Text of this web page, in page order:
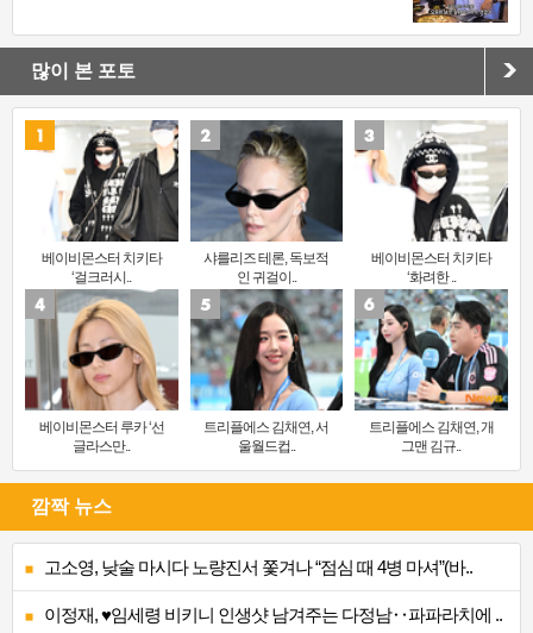
많이 본 포토
베이비몬스터 치키타
‘걸크러시..
샤를리즈 테론, 독보적
인 귀걸이..
베이비몬스터 치키타
‘화려한 ..
베이비몬스터 루카 ‘선
글라스만..
트리플에스 김채연, 서
울월드컵..
트리플에스 김채연, 개
그맨 김규..
깜짝 뉴스
고소영, 낮술 마시다 노량진서 쫓겨나 “점심 때 4병 마셔”(바..
이정재, ♥임세령 비키니 인생샷 남겨주는 다정남‥파파라치에 ..